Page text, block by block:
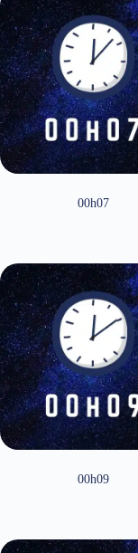
00h07
00h09